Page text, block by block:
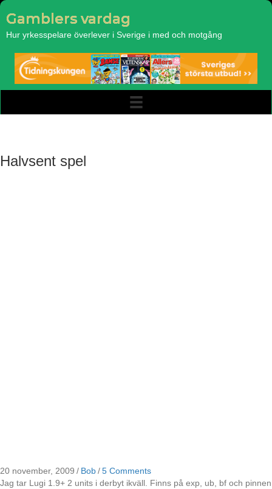
Gamblers vardag
Hur yrkesspelare överlever i Sverige i med och motgång
Halvsent spel
20 november, 2009 / Bob/5 Comments
Jag tar Lugi 1.9+ 2 units i derbyt ikväll. Finns på exp, ub, bf och pinnen